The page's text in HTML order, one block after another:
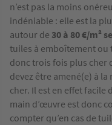
n’est pas la moins
indéniable : elle est la
autour de 30 à 80 €/m²
tuiles à emboîtement ou
donc trois fois plus cher
devez être amené(e) à
cher. Il est en effet facile
main d’œuvre est donc
compter qu’en cas de